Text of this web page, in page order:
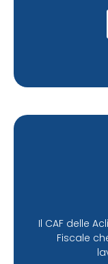
Il CAF delle
Fiscale